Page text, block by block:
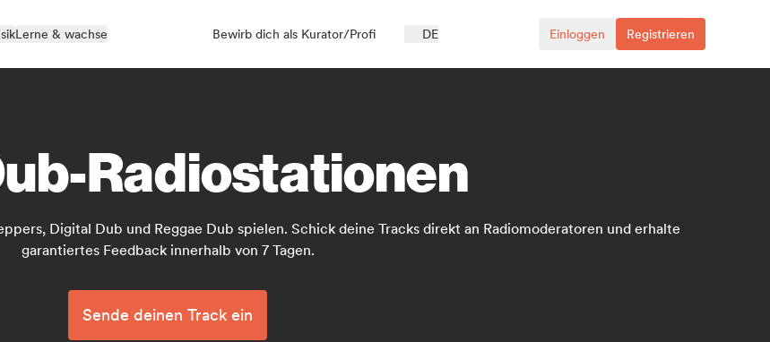
Lerne & wachse Bewirb dich als Kurator/Profi DE Einloggen Registrieren
Radiostationen
Digital Dub und Reggae Dub spielen. Schick deine Tracks direkt an Radiomoderatoren und erhalte
garantiertes Feedback innerhalb von 7 Tagen.
Sende deinen Track ein